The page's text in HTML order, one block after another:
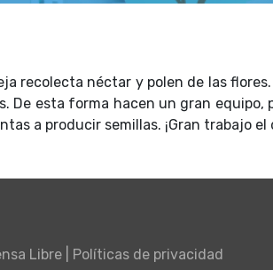
recolecta néctar y polen de las
De esta forma hacen un gran equipo,
a producir semillas. ¡Gran trabajo
Libre Políticas de privacidad